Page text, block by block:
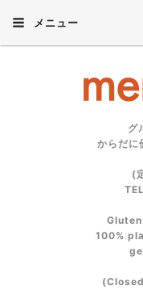
メニュー
グ
からだに
(
100%